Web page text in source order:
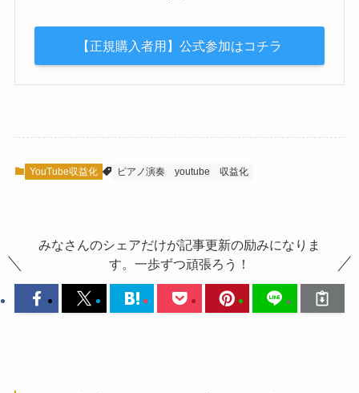
【正規購入者用】公式参加はコチラ
YouTube収益化 ピアノ演奏 youtube 収益化
みなさんのシェアだけが記事更新の励みになりま
す。一歩ずつ頑張ろう！